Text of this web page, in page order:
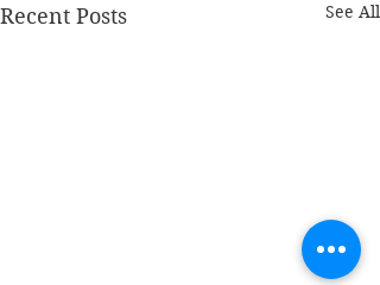
Recent Posts See All